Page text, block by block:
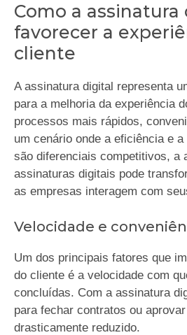
Como a
favorecer a
cliente
A assinatura digital representa
para a melhoria da experiência
processos mais rápidos,
um cenário onde a eficiência e
são diferenciais competitivos, a
assinaturas digitais pode
as empresas interagem com
Velocidade e
Um dos principais fatores que
do cliente é a velocidade com
concluídas. Com a assinatura
para fechar contratos ou
drasticamente reduzido.